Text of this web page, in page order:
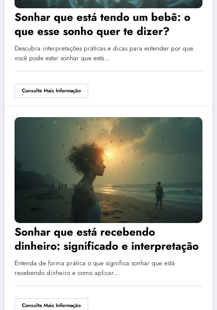
Sonhar que está tendo um bebê: o
que esse sonho quer te dizer?
Descubra interpretações práticas e dicas para entender por que
você pode estar sonhar que está…
Consulte Mais Informação
Sonhar que está recebendo
dinheiro: significado e interpretação
Entenda de forma prática o que significa sonhar que está
recebendo dinheiro e como aplicar…
Consulte Mais Informação